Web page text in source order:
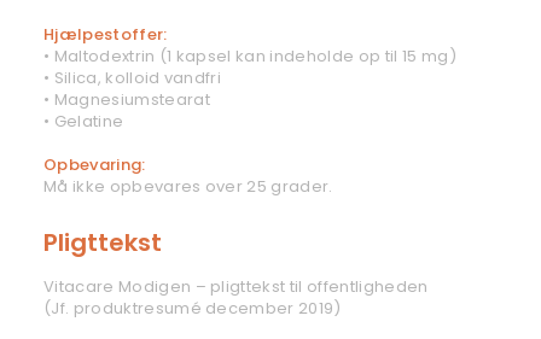
Hjælpestoffer:
• Maltodextrin (1 kapsel kan indeholde op til 15 mg)
• Silica, kolloid vandfri
• Magnesiumstearat
• Gelatine
Opbevaring:
Må ikke opbevares over 25 grader.
Pligttekst
Vitacare Modigen – pligttekst til offentligheden
(Jf. produktresumé december 2019)